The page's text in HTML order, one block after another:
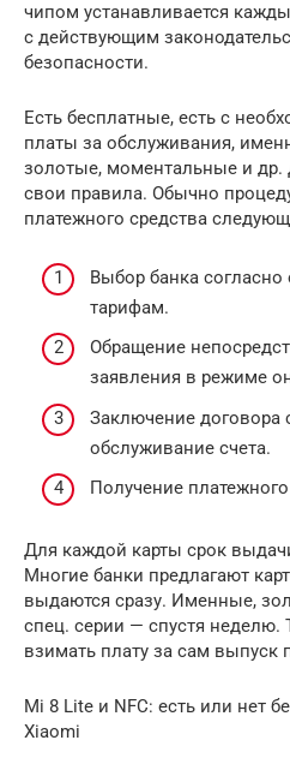
чипом устанавливается
с действующим
безопасности.
Есть бесплатные, есть с
платы за обслуживания,
золотые, моментальные и др.
свои правила. Обычно
платежного средства
Выбор банка
тарифам.
Обращение
заявления в режиме
Заключение договора
обслуживание счета.
Получение
Для каждой карты срок
Многие банки предлагают
выдаются сразу. Именные,
спец. серии — спустя неделю.
взимать плату за сам выпуск
Mi 8 Lite и NFC: есть или нет
Xiaomi